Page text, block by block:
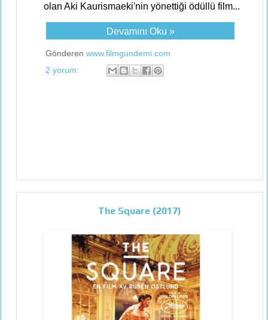
olan Aki Kaurismaeki'nin yönettiği ödüllü film...
Devamını Oku »
Gönderen www.filmgundemi.com
2 yorum:
The Square (2017)